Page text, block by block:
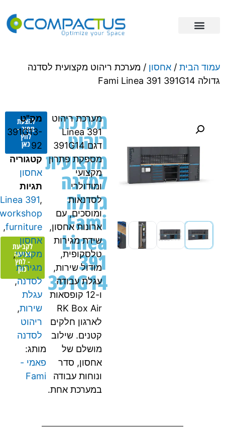
עמוד הבית / אחסון / מערכת ריהוט מקצועית לסדנה
גדולה Fami Linea 391 391G14
מערכת
ריהוט
מקצועית
לסדנה
גדולה
Fami
Linea
391
391G14
מערכת ריהוט
Linea 391
דגם 391G14
מספקת פתרון
מקצועי
ומודולרי
לסדנאות
ומוסכים, עם
ארונות אחסון,
שידת מגירות
טלסקופית,
מודול שירות,
עגלת עבודה
ו-12 קופסאות
RK Box Air
לארגון חלקים
קטנים. שילוב
מושלם של
אחסון, סדר
ונוחות עבודה
במערכת אחת.
להצעת
מחיר -
לחץ
כאן
לקביעת
פגישה
- לחץ
כאן
מק"ט
391G13-
92
קטגוריה
אחסון
תגיות
Linea 391,
workshop
furniture
,
אחסון
מקצועי,
מגירות
לסדנה,
עגלת
שירות,
ריהוט
לסדנה
מותג:
פאמי -
Fami